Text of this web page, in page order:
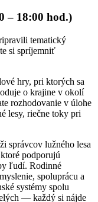
– 18:00 hod.)
tematický
si spríjemniť
hry, pri ktorých sa
o krajine v okolí
rozhodovanie v úlohe
lesy, riečne toky pri
správcov lužného lesa
podporujú
ľudí. Rodinné
spoluprácu a
systémy spolu
— každý si nájde